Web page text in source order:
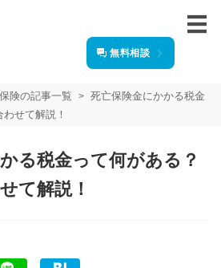
無料相談
険の記事一覧
死亡保険金にかかる税金
せて解説！
る税金って何がある？
て解説！